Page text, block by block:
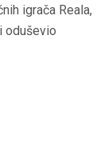
igrača Reala,
oduševio